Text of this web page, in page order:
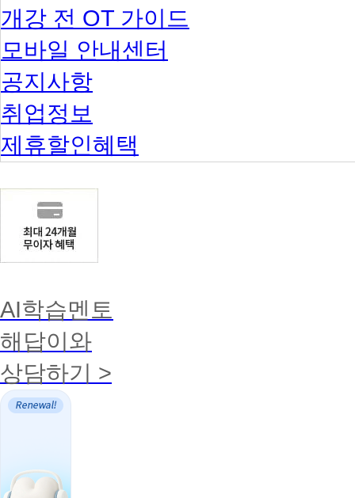
개강 전 OT 가이드
모바일 안내센터
공지사항
취업정보
제휴할인혜택
AI학습멘토
해답이와
상담하기 >